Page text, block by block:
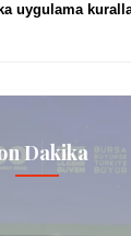
uygulama
Dakika